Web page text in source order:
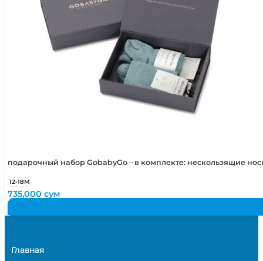
подарочный набор GobabyGo – в комплекте: нескользящие
12-18М
735,000сум
Главная